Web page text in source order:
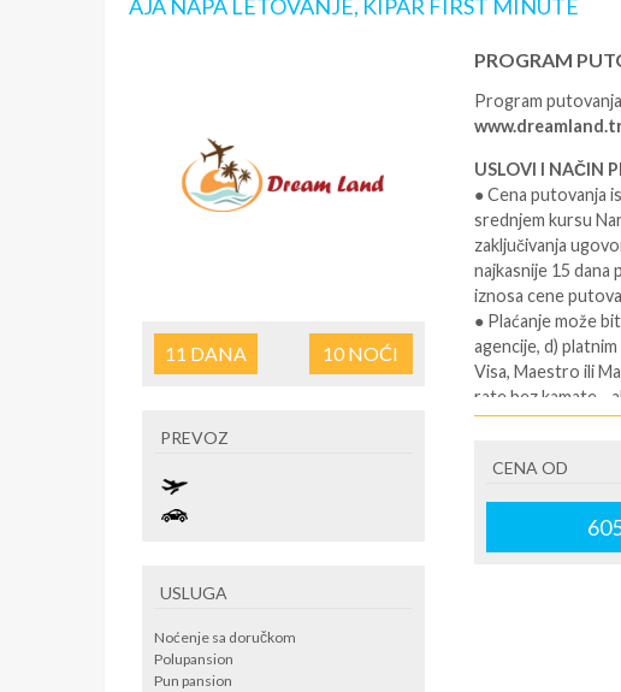
AJA NAPA LETOVANJE, KIPAR FIRST MINUTE
11 DANA 10NOĆI
PREVOZ
USLUGA
Noćenje sa doručkom
Polupansion
Pun pansion
PROGRAM
Program
USLOVI I NAČIN
● Cena putovanja
srednjem kursu
zaključivanja
najkasnije 15 dana
iznosa cene
● Plaćanje može
agencije, d)
Visa, Maestro ili
rate bez kamate -
rata (sa datumima
7 / 10 / 11 / 14
CENA OD